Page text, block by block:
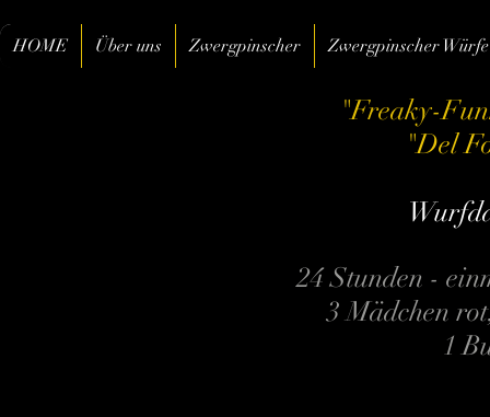
"Freaky-
"Del
24 Stunden -
3 Mädchen
1
HOME Über uns Zwergpinscher Zwergpinscher Würfe